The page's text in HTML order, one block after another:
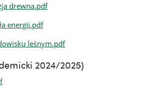
drewna.pdf
energii.pdf
leśnym.pdf
2024/2025)